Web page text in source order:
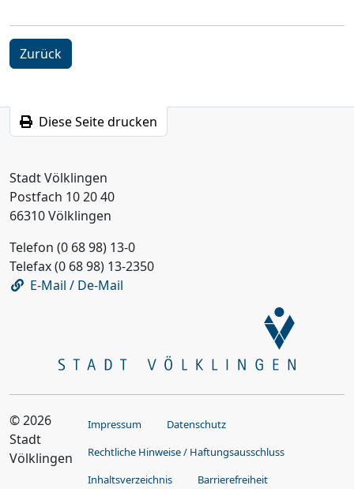
Zurück
Diese Seite drucken
Stadt Völklingen
Postfach 10 20 40
66310 Völklingen
Telefon (0 68 98) 13-0
Telefax (0 68 98) 13-2350
E-Mail / De-Mail
© 2026
Stadt
Völklingen
Impressum
Datenschutz
Rechtliche Hinweise / Haftungsausschluss
Inhaltsverzeichnis
Barrierefreiheit